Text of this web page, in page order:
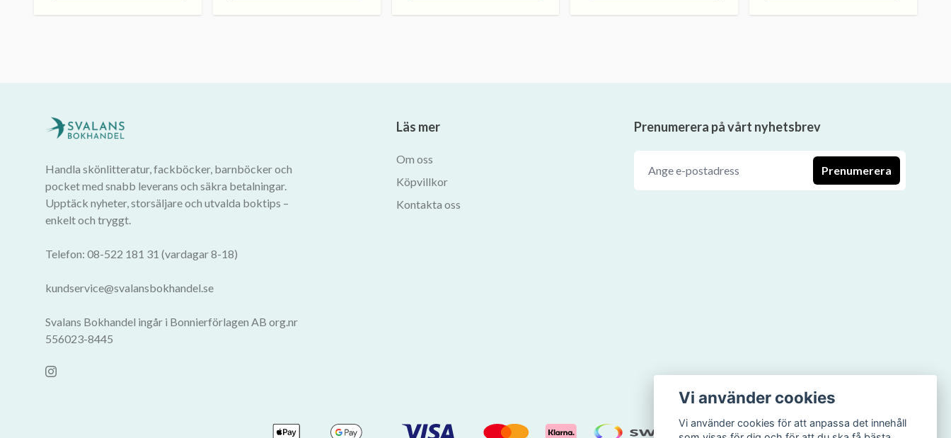
Handla skönlitteratur, fackböcker, barnböcker och
pocket med snabb leverans och säkra betalningar.
Upptäck nyheter, storsäljare och utvalda boktips –
enkelt och tryggt.
Telefon: 08-522 181 31 (vardagar 8-18)
kundservice@svalansbokhandel.se
Svalans Bokhandel ingår i Bonnierförlagen AB org.nr
556023-8445
Läs mer
Om oss
Köpvillkor
Kontakta oss
Prenumerera på vårt nyhetsbrev
Prenumerera
Vi använder cookies
Vi använder cookies för att anpassa det innehåll